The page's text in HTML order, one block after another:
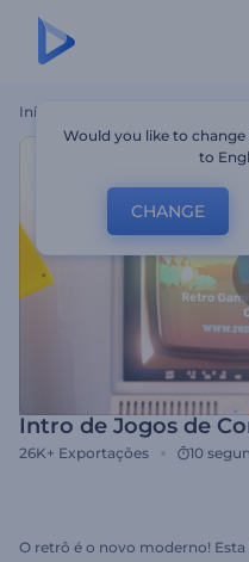
Início
Intro de Jogos de
26K+ Exportações 10
O retrô é o novo moderno!
Would you like to
to
CHANGE